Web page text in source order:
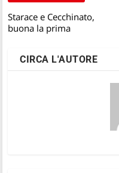
Starace e Cecchinato,
buona la prima
CIRCA L'AUTORE